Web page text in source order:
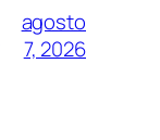
agosto
7, 2026